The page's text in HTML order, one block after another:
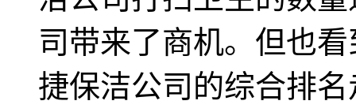
司带来了商机。但也
捷保洁公司的综合排